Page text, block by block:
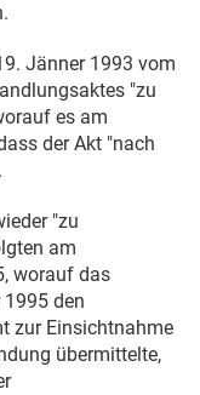
Jänner 1993 vom
"zu
es am
der Akt "nach
"zu
am
, worauf das
1995 den
zur Einsichtnahme
übermittelte,